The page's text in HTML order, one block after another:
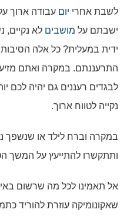
לשבת אחרי יום עבודה ארוך
ישבתם על מושבים לא
ידית במעלית? כל אלה
התרעננתם. במקרה ואתם
לבגדים רעננים גם יהיה לכם
נקייה לטווח ארוך.
במקרה וברח לילד או שנשפך
ותתקשרו להתייעץ על המשך
אל תאמינו לכל מה שרשום
שאקונומיקה עוזרת להוריד